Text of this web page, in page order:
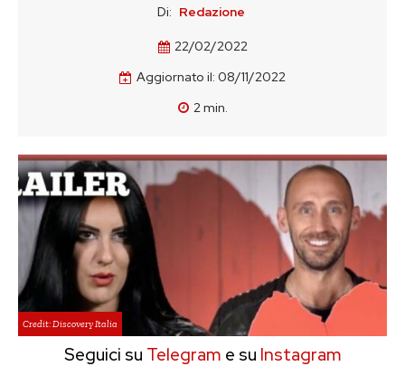
Di: Redazione
22/02/2022
Aggiornato il: 08/11/2022
2min.
Credit: Discovery Italia
Seguici su Telegram e su Instagram